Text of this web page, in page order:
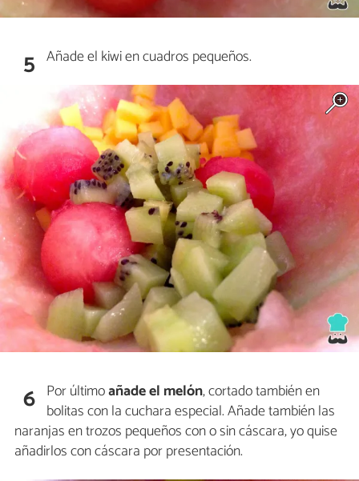
5 Añade el kiwi en cuadros pequeños.
6 Por últimoañade el melón, cortado también en
bolitas con la cuchara especial. Añade también las
naranjas en trozos pequeños con o sin cáscara, yo quise
añadirlos con cáscara por presentación.